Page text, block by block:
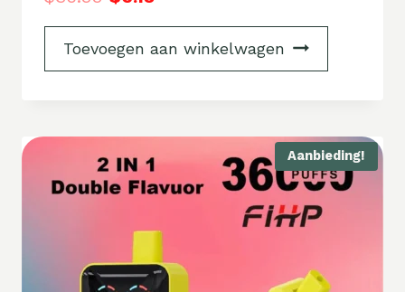
Toevoegen aan winkelwagen
Aanbieding!